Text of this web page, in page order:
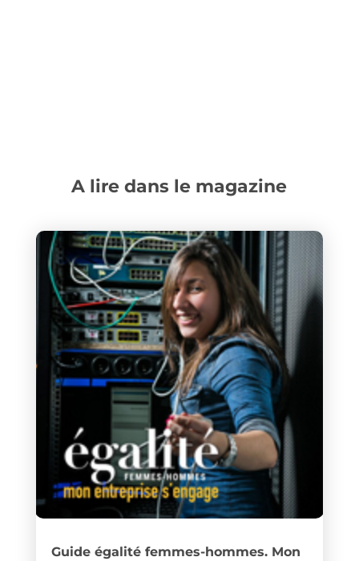
A lire dans le magazine
Guide égalité femmes-hommes. Mon